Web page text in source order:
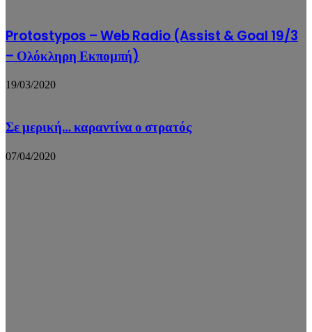
Protostypos – Web Radio (Assist & Goal 19/3
– Ολόκληρη Εκπομπή)
19/03/2020
Σε μερική… καραντίνα ο στρατός
07/04/2020